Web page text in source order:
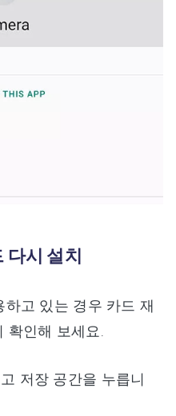
다시 설치
하고 있는 경우 카드 재
인해 보세요.
저장 공간을 누릅니